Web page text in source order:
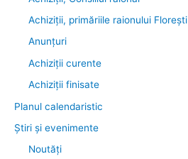
Achiziții, primăriile raionului Florești
Anunțuri
Achiziții curente
Achiziții finisate
Planul calendaristic
Știri şi evenimente
Noutăţi